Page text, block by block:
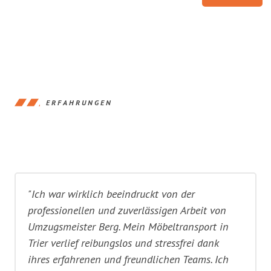
ERFAHRUNGEN
"Ich war wirklich beeindruckt von der
professionellen und zuverlässigen Arbeit von
Umzugsmeister Berg. Mein Möbeltransport in
Trier verlief reibungslos und stressfrei dank
ihres erfahrenen und freundlichen Teams. Ich